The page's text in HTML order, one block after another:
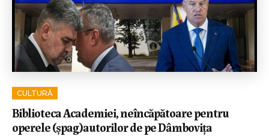
CULTURĂ
Biblioteca Academiei, neîncăpătoare pentru
operele (șpag)autorilor de pe Dâmbovița